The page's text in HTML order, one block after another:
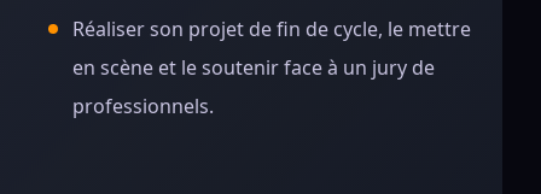
Réaliser son projet de fin de cycle, le mettre
en scène et le soutenir face à un jury de
professionnels.